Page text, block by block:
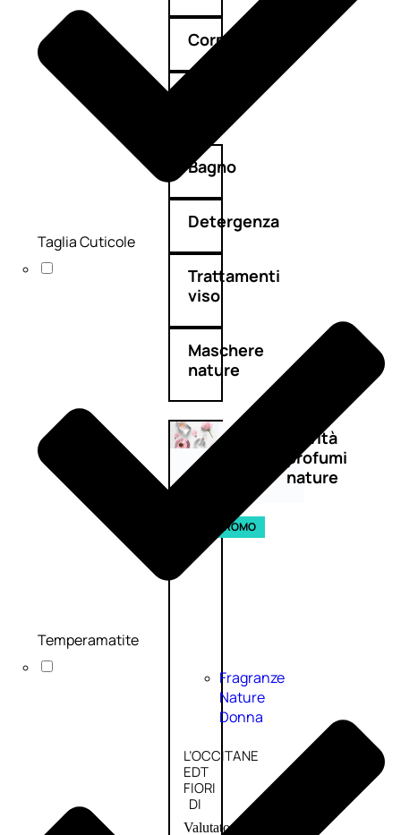
Corpo
Bagno
Detergenza
Trattamenti
viso
Maschere
nature
Novità
profumi
nature
PROMO
Fragranze
Nature
Donna
L’OCCITANE
EDT
FIORI
DI
Valutato
Taglia Cuticole
Temperamatite